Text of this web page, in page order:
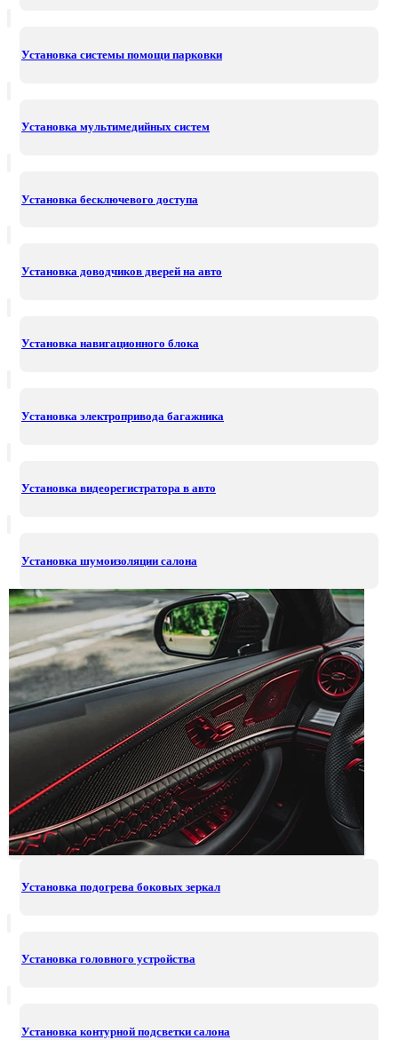
Установка системы помощи парковки
Установка мультимедийных систем
Установка бесключевого доступа
Установка доводчиков дверей на авто
Установка навигационного блока
Установка электропривода багажника
Установка видеорегистратора в авто
Установка шумоизоляции салона
Установка подогрева боковых зеркал
Установка головного устройства
Установка контурной подсветки салона